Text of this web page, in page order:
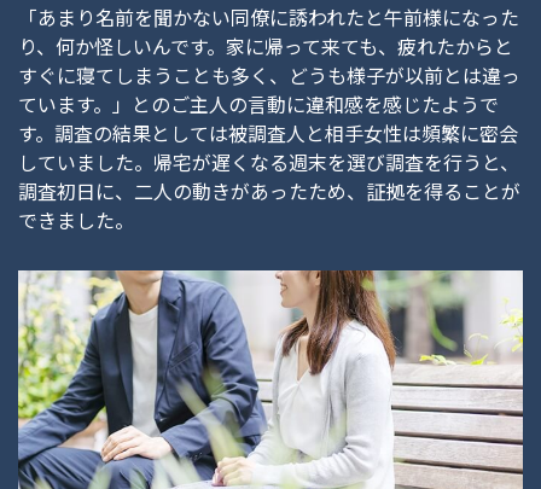
「あまり名前を聞かない同僚に誘われたと午前様になった
り、何か怪しいんです。家に帰って来ても、疲れたからと
すぐに寝てしまうことも多く、どうも様子が以前とは違っ
ています。」とのご主人の言動に違和感を感じたようで
す。調査の結果としては被調査人と相手女性は頻繁に密会
していました。帰宅が遅くなる週末を選び調査を行うと、
調査初日に、二人の動きがあったため、証拠を得ることが
できました。